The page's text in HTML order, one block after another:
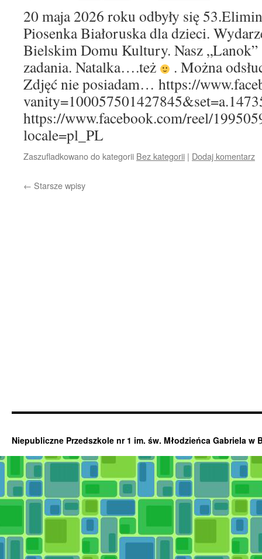
20 maja 2026 roku odbyły się
Piosenka Białoruska dla dzieci.
Bielskim Domu Kultury. Nasz „Lanok”
zadania. Natalka….też
. Można
Zdjęć nie posiadam… https://
https://www.facebook.com/reel/
locale=pl_PL
Zaszufladkowano do kategorii Bez kategorii | Dodaj komentarz
← Starsze wpisy
Niepubliczne Przedszkole nr 1 im. św. Młodzieńca Gabriela w